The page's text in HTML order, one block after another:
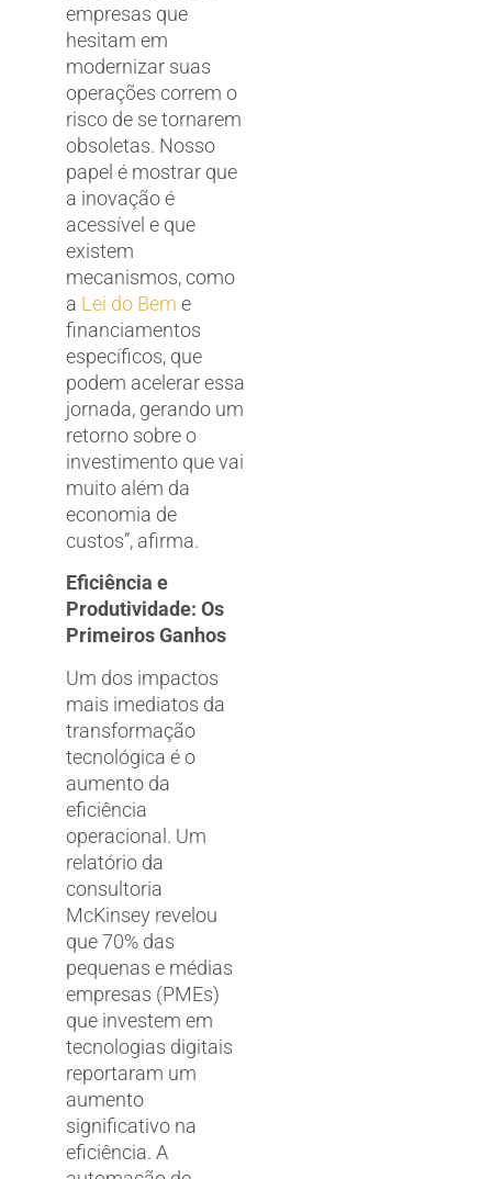
empresas que
hesitam em
modernizar suas
operações correm o
risco de se tornarem
obsoletas. Nosso
papel é mostrar que
a inovação é
acessível e que
existem
mecanismos, como
a Lei do Bem e
financiamentos
específicos, que
podem acelerar essa
jornada, gerando um
retorno sobre o
investimento que vai
muito além da
economia de
custos”, afirma.
Eficiência e
Produtividade: Os
Primeiros Ganhos
Um dos impactos
mais imediatos da
transformação
tecnológica é o
aumento da
eficiência
operacional. Um
relatório da
consultoria
McKinsey revelou
que 70% das
pequenas e médias
empresas (PMEs)
que investem em
tecnologias digitais
reportaram um
aumento
significativo na
eficiência. A